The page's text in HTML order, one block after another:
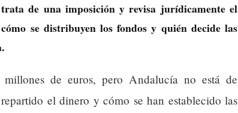
de una imposición y revisa jurídicamente el
se distribuyen los fondos y quién decide las
de euros, pero Andalucía no está de
el dinero y cómo se han establecido las